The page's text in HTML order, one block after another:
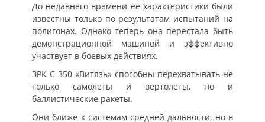
До недавнего времени ее характеристики были
известны только по результатам испытаний на
полигонах. Однако теперь она перестала быть
демонстрационной машиной и эффективно
участвует в боевых действиях.
ЗРК С-350 «Витязь» способны перехватывать не
только самолеты и вертолеты, но и
баллистические ракеты.
Они ближе к системам средней дальности, но в